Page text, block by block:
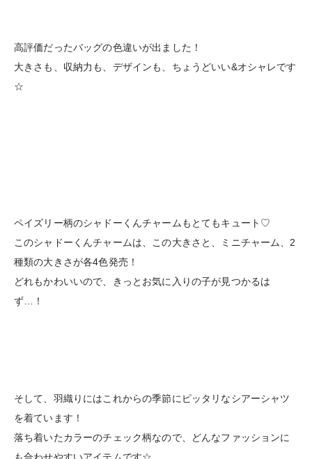
高評価だったバッグの色違いが出ました！
大きさも、収納力も、デザインも、ちょうどいい&オシャレです
☆
ペイズリー柄のシャドーくんチャームもとてもキュート♡
このシャドーくんチャームは、この大きさと、ミニチャーム、2
種類の大きさが各4色発売！
どれもかわいいので、きっとお気に入りの子が見つかるは
ず…！
そして、羽織りにはこれからの季節にピッタリなシアーシャツ
を着ています！
落ち着いたカラーのチェック柄なので、どんなファッションに